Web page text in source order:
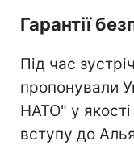
Гарантії
Під час
пропонували
НАТО" у якості
вступу до